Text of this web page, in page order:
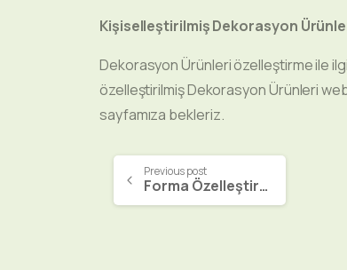
Kişiselleştirilmiş Dekorasyon
Dekorasyon Ürünleri özelleştirme ile
özelleştirilmiş Dekorasyon Ürünleri
sayfamıza bekleriz.
Previous post
Forma Özelleştirme Web Sitesi